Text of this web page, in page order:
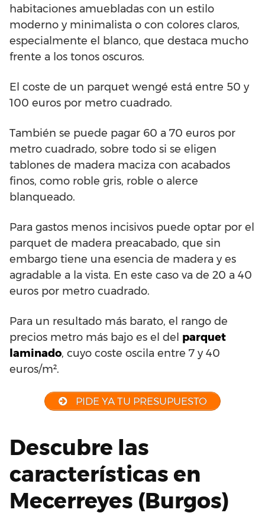
habitaciones amuebladas con un estilo
moderno y minimalista o con colores claros,
especialmente el blanco, que destaca mucho
frente a los tonos oscuros.
El coste de un parquet wengé está entre 50 y
100 euros por metro cuadrado.
También se puede pagar 60 a 70 euros por
metro cuadrado, sobre todo si se eligen
tablones de madera maciza con acabados
finos, como roble gris, roble o alerce
blanqueado.
Para gastos menos incisivos puede optar por el
parquet de madera preacabado, que sin
embargo tiene una esencia de madera y es
agradable a la vista. En este caso va de 20 a 40
euros por metro cuadrado.
Para un resultado más barato, el rango de
precios metro más bajo es el del parquet
laminado, cuyo coste oscila entre 7 y 40
euros/m².
PIDE YA TU PRESUPUESTO
Descubre las
características en
Mecerreyes (Burgos)